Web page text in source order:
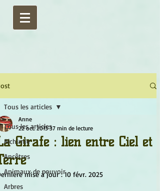
Tous les articles
Alchimie
Ancêtres
Animaux de pouvoir
Arbres
Tous les articles
Girafe : lien entre Ciel et
Anne
22 oct. 2013 37 min de lecture
mise à jour :10 févr. 2025